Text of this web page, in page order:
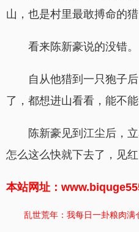
山，也是村里最敢搏命的猎
看来陈新豪说的没错。
自从他猎到一只狍子
了，都想进山看看，能不能
陈新豪见到江尘后，
怎么这么快就下去了，见
本站网址：
乱世荒年：我每日一卦粮肉